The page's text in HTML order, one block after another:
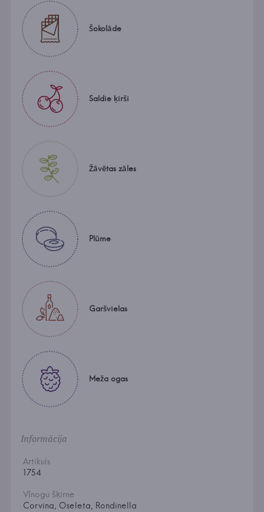
Šokolāde
Saldie ķirši
Žāvētas zāles
Plūme
Garšvielas
Meža ogas
Informācija
Artikuls
1754
Vīnogu šķirne
Corvina, Oseleta, Rondinella